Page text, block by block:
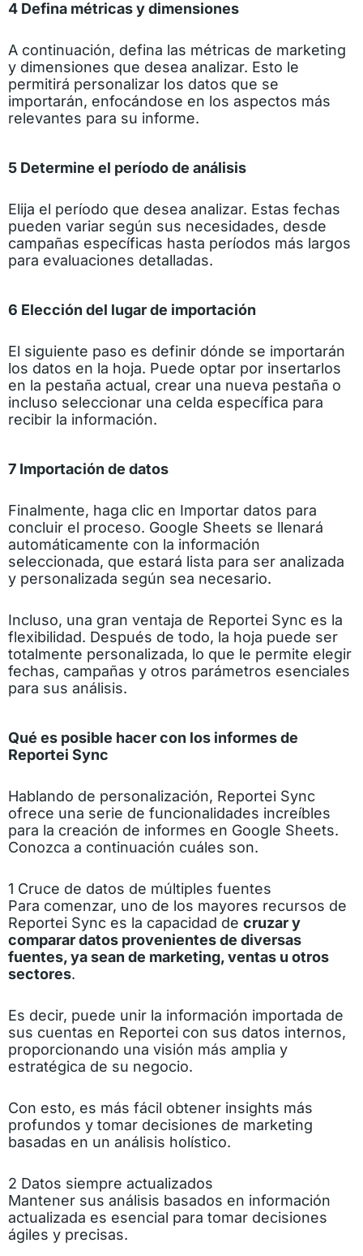
4 Defina métricas y dimensiones
A continuación, defina las métricas de marketing
y dimensiones que desea analizar. Esto le
permitirá personalizar los datos que se
importarán, enfocándose en los aspectos más
relevantes para su informe.
5 Determine el período de análisis
Elija el período que desea analizar. Estas fechas
pueden variar según sus necesidades, desde
campañas específicas hasta períodos más largos
para evaluaciones detalladas.
6 Elección del lugar de importación
El siguiente paso es definir dónde se importarán
los datos en la hoja. Puede optar por insertarlos
en la pestaña actual, crear una nueva pestaña o
incluso seleccionar una celda específica para
recibir la información.
7 Importación de datos
Finalmente, haga clic en Importar datos para
concluir el proceso. Google Sheets se llenará
automáticamente con la información
seleccionada, que estará lista para ser analizada
y personalizada según sea necesario.
Incluso, una gran ventaja de Reportei Sync es la
flexibilidad. Después de todo, la hoja puede ser
totalmente personalizada, lo que le permite elegir
fechas, campañas y otros parámetros esenciales
para sus análisis.
Qué es posible hacer con los informes de
Reportei Sync
Hablando de personalización, Reportei Sync
ofrece una serie de funcionalidades increíbles
para la creación de informes en Google Sheets.
Conozca a continuación cuáles son.
1 Cruce de datos de múltiples fuentes
Para comenzar, uno de los mayores recursos de
Reportei Sync es la capacidad de cruzar y
comparar datos provenientes de diversas
fuentes, ya sean de marketing, ventas u otros
sectores.
Es decir, puede unir la información importada de
sus cuentas en Reportei con sus datos internos,
proporcionando una visión más amplia y
estratégica de su negocio.
Con esto, es más fácil obtener insights más
profundos y tomar decisiones de marketing
basadas en un análisis holístico.
2 Datos siempre actualizados
Mantener sus análisis basados en información
actualizada es esencial para tomar decisiones
ágiles y precisas.